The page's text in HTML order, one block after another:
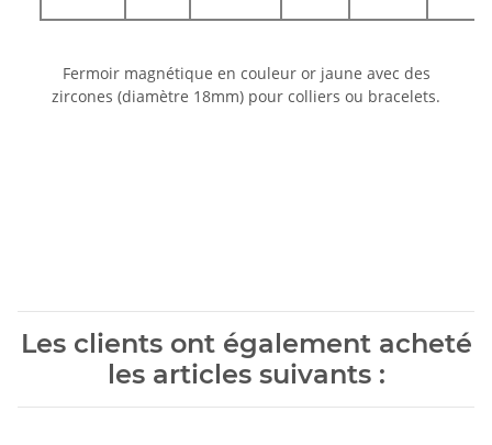
Fermoir magnétique en couleur or jaune avec des
zircones (diamètre 18mm) pour colliers ou bracelets.
Les clients ont également acheté
les articles suivants :